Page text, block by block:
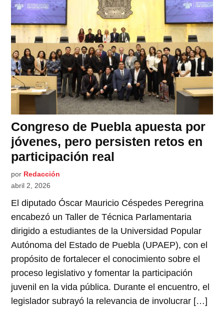
Congreso de Puebla apuesta por
jóvenes, pero persisten retos en
participación real
por Redacción
abril 2, 2026
El diputado Óscar Mauricio Céspedes Peregrina
encabezó un Taller de Técnica Parlamentaria
dirigido a estudiantes de la Universidad Popular
Autónoma del Estado de Puebla (UPAEP), con el
propósito de fortalecer el conocimiento sobre el
proceso legislativo y fomentar la participación
juvenil en la vida pública. Durante el encuentro, el
legislador subrayó la relevancia de involucrar […]